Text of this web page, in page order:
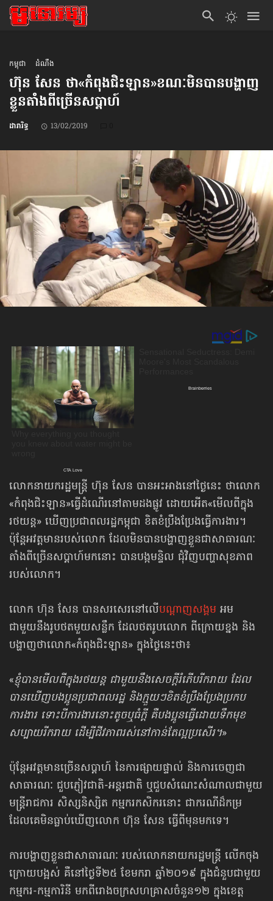
កម្ពុជា ដំណឹង
ហ៊ុន សែន ថា«កំពុង​ជិះឡាន»​ខណៈ​​មិនបានបង្ហាញ
ខ្លួន​តាំងពី​ច្រើន​សប្ដាហ៍
ដារារិទ្ធ 13/02/2019
លោកនាយករដ្ឋមន្ត្រី ហ៊ុន សែន បានអះអាងនៅថ្ងៃនេះ ថាលោក​
«កំពុង​ជិះឡាន»​ធ្វើ​ដំណើរ​នៅតាមដងផ្លូវ ដោយអើត«មើលពីក្នុង
រថយន្ដ» ឃើញប្រជាពលរដ្ឋកម្ពុជា ខិតខំ​ប្រឹងប្រែងធ្វើការងារ។
ប៉ុន្តែអវត្តមានរបស់លោក ដែលមិនបាន​បង្ហាញខ្លួន​ជា​សាធារណៈ
តាំងពីច្រើនសប្ដាហ៍មកនោះ បានបង្កមន្ទិល ជុំវិញ​បញ្ហាសុខភាព​
របស់​លោក។
លោក ហ៊ុន សែន បានសរសេរនៅលើបណ្ដាញសង្គម អម
ជាមួយនឹងរូបថតមួយសន្លឹក ដែលថតរូបលោក ពីក្រោយខ្នង និង
បង្ហាញថាលោក«កំពុង​ជិះឡាន» ក្នុងថ្ងៃនេះថា៖
«ខ្ញុំបានមើលពីក្នុងរថយន្ត ជាមួយនឹងសេចក្តីរំភើបរីករាយ ដែល
បានឃើញ​បងប្អូន​ប្រជាពលរដ្ឋ និងក្មួយៗខិតខំប្រឹងប្រែងប្រកប
ការងារ ទោះបីការងារនោះតូចឬធំក្តី គឺបងប្អូន​ធ្វើដោយទឹកមុខ
សប្បាយរីករាយ ដើម្បីជីវភាពរស់នៅកាន់តែល្អប្រសើរ។»
ប៉ុន្តែអវត្តមានច្រើនសប្ដាហ៍ នៃការផ្សាយផ្ទាល់ និងការចេញជា
សាធារណៈ ជួបភ្ញៀវ​ជាតិ-​អន្តរជាតិ ឬជួបសំណេះ​សំណាល​ជាមួយ
មន្ត្រីរាជការ សិស្សនិស្សិត កម្មករកសិករនោះ ជាករណីដ៏កម្រ​
ដែលគេមិនធ្លាប់ឃើញលោក ហ៊ុន សែន ធ្វើពីមុនមកទេ។
ការបង្ហាញខ្លួនជាសាធារណៈ របស់លោកនាយករដ្ឋមន្ត្រី លើកចុង
ក្រោយបង្អស់ គឺនៅថ្ងៃ​ទី​២៥ ខែមករា ឆ្នាំ២០១៩ ក្នុងជំនួបជាមួយ
កម្មករ​-កម្មការិនី មកពីរោងចក្រ​សហគ្រាស​ចំនួន១២ ក្នុងខេត្ត